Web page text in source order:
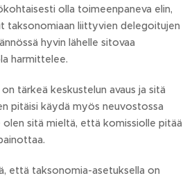
olla toimeenpaneva elin,
taksonomiaan liittyvien delegoitujen
hyvin lähelle sitovaa
harmittelee.
tärkeä keskustelun avaus ja sitä
pitäisi käydä myös neuvostossa
olen sitä mieltä, että komissiolle pitää
että taksonomia-asetuksella on